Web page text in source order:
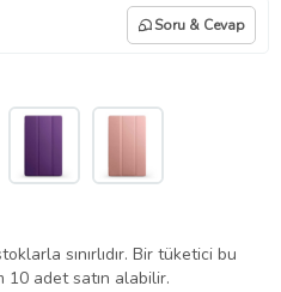
Soru & Cevap
sınırlıdır. Bir tüketici bu
10 adet satın alabilir.